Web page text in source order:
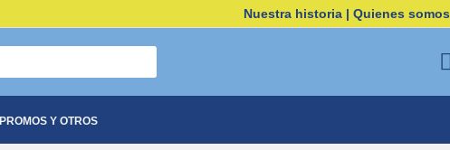
Nuestra historia | Quienes somos
PROMOS Y OTROS